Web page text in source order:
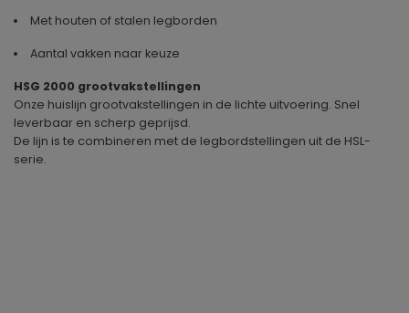
Met houten of stalen legborden
Aantal vakken naar keuze
HSG 2000 grootvakstellingen
Onze huislijn grootvakstellingen in de lichte uitvoering. Snel
leverbaar en scherp geprijsd.
De lijn is te combineren met de legbordstellingen uit de HSL-
serie.